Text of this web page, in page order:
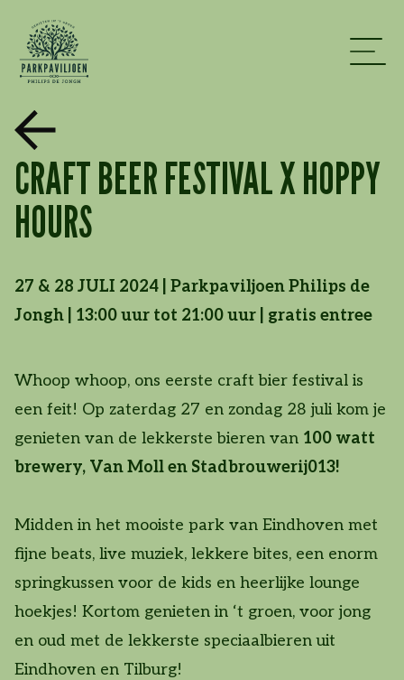
CRAFT BEER FESTIVAL X HOPPY
HOURS
27 & 28 JULI 2024 | Parkpaviljoen Philips de
Jongh | 13:00 uur tot 21:00 uur | gratis entree
Whoop whoop, ons eerste craft bier festival is
een feit! Op zaterdag 27 en zondag 28 juli kom je
genieten van de lekkerste bieren van 100 watt
brewery, Van Moll en Stadbrouwerij013!
Midden in het mooiste park van Eindhoven met
fijne beats, live muziek, lekkere bites, een enorm
springkussen voor de kids en heerlijke lounge
hoekjes! Kortom genieten in ‘t groen, voor jong
en oud met de lekkerste speciaalbieren uit
Eindhoven en Tilburg!